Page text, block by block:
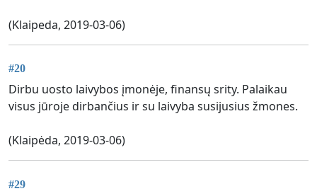
(Klaipeda, 2019-03-06)
#20
Dirbu uosto laivybos įmonėje, finansų srity. Palaikau
visus jūroje dirbančius ir su laivyba susijusius žmones.
(Klaipėda, 2019-03-06)
#29